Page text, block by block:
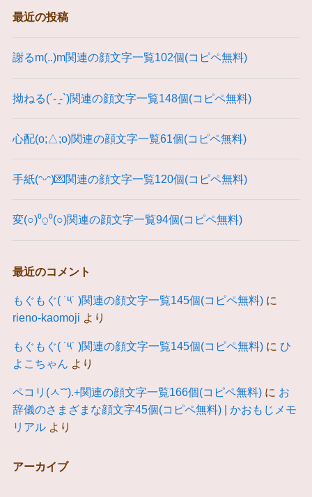
最近の投稿
謝るm(..)m関連の顔文字一覧102個(コピペ無料)
拗ねる(´- ̯-`)関連の顔文字一覧148個(コピペ無料)
心配(o;△;o)関連の顔文字一覧61個(コピペ無料)
手紙(ᵔᵕᵔ)💌関連の顔文字一覧120個(コピペ無料)
変(○)⁰⍜⁰(○)関連の顔文字一覧94個(コピペ無料)
最近のコメント
もぐもぐ( ˙༥˙ )関連の顔文字一覧145個(コピペ無料)に
rieno-kaomoji より
もぐもぐ( ˙༥˙ )関連の顔文字一覧145個(コピペ無料)に ひ
よこちゃん より
ペコリ(ㅅ˘˘).+関連の顔文字一覧166個(コピペ無料)に お
辞儀のさまざまな顔文字45個(コピペ無料) | かおもじメモ
リアルより
アーカイブ